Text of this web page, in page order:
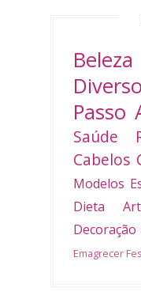
Beleza
Passo
Saúde
Cabelos
Modelos
Dieta
Decoração
Emagrecer